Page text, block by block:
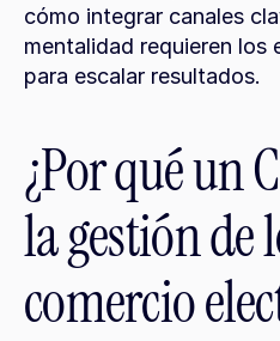
cómo integrar canales
mentalidad requieren los
para escalar resultados.
¿Por qué un
la gestión de
comercio